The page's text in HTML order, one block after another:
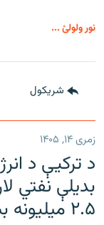
نور ولولئ ...
شريکول
زمری ۱۴, ۱۴۰۵
د ترکیې د
بدیلې نفتي
۲.۵ میلیونه بېرلو ته لوړ کړو